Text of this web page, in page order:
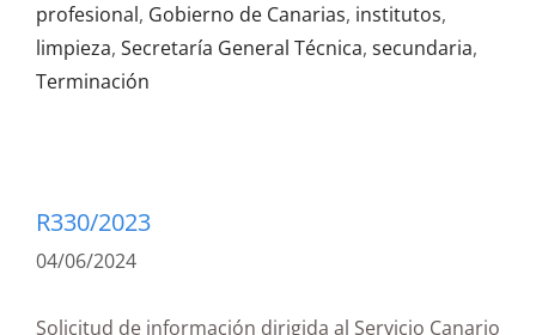
profesional, Gobierno de Canarias, institutos,
limpieza, Secretaría General Técnica, secundaria,
Terminación
R330/2023
04/06/2024
Solicitud de información dirigida al Servicio Canario